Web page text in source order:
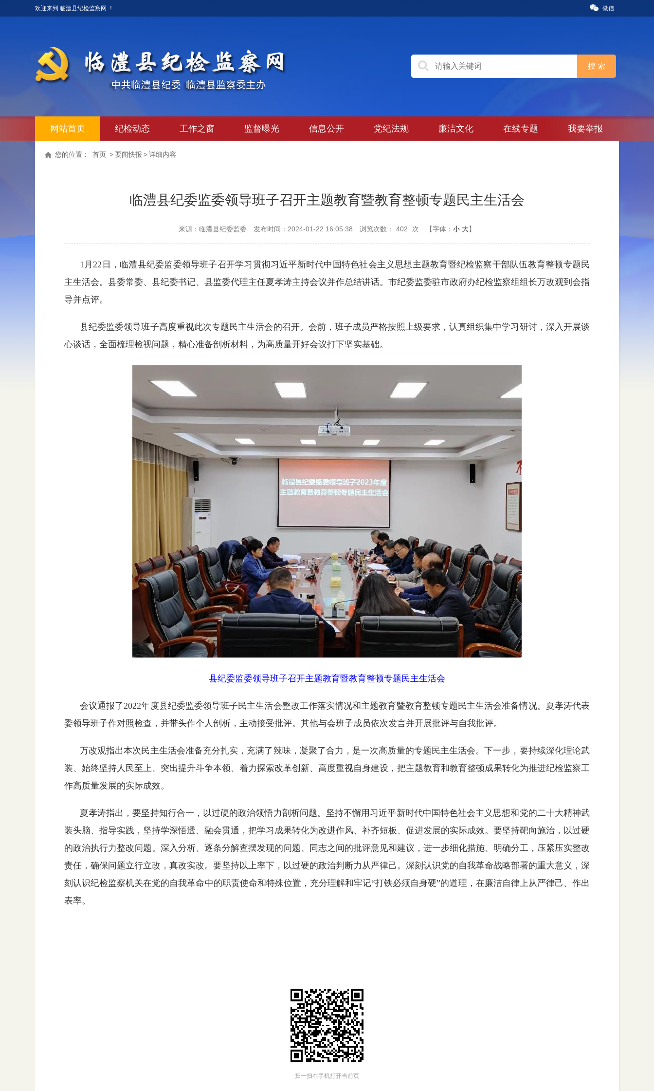
微信
欢迎来到 临澧县纪检监察网 ！
网站首页 纪检动态 工作之窗 监督曝光 信息公开 党纪法规 廉洁文化 在线专题 我要举报
您的位置： 首页 >要闻快报 >详细内容
临澧县纪委监委领导班子召开主题教育暨教育整顿专题民主生活会
来源：临澧县纪委监委 发布时间：2024-01-22 16:05:38 浏览次数： 402 次 【字体： 小 大】
1月22日，临澧县纪委监委领导班子召开学习贯彻习近平新时代中国特色社会主义思想主题教育暨纪检监察干部队伍教育整顿专题民
主生活会。县委常委、县纪委书记、县监委代理主任夏孝涛主持会议并作总结讲话。市纪委监委驻市政府办纪检监察组组长万改观到会指
导并点评。
县纪委监委领导班子高度重视此次专题民主生活会的召开。会前，班子成员严格按照上级要求，认真组织集中学习研讨，深入开展谈
心谈话，全面梳理检视问题，精心准备剖析材料，为高质量开好会议打下坚实基础。
县纪委监委领导班子召开主题教育暨教育整顿专题民主生活会
会议通报了2022年度县纪委监委领导班子民主生活会整改工作落实情况和主题教育暨教育整顿专题民主生活会准备情况。夏孝涛代表
委领导班子作对照检查，并带头作个人剖析，主动接受批评。其他与会班子成员依次发言并开展批评与自我批评。
万改观指出本次民主生活会准备充分扎实，充满了辣味，凝聚了合力，是一次高质量的专题民主生活会。下一步，要持续深化理论武
装、始终坚持人民至上、突出提升斗争本领、着力探索改革创新、高度重视自身建设，把主题教育和教育整顿成果转化为推进纪检监察工
作高质量发展的实际成效。
夏孝涛指出，要坚持知行合一，以过硬的政治领悟力剖析问题。坚持不懈用习近平新时代中国特色社会主义思想和党的二十大精神武
装头脑、指导实践，坚持学深悟透、融会贯通，把学习成果转化为改进作风、补齐短板、促进发展的实际成效。要坚持靶向施治，以过硬
的政治执行力整改问题。深入分析、逐条分解查摆发现的问题、同志之间的批评意见和建议，进一步细化措施、明确分工，压紧压实整改
责任，确保问题立行立改，真改实改。要坚持以上率下，以过硬的政治判断力从严律己。深刻认识党的自我革命战略部署的重大意义，深
刻认识纪检监察机关在党的自我革命中的职责使命和特殊位置，充分理解和牢记“打铁必须自身硬”的道理，在廉洁自律上从严律己、作出
表率。
扫一扫在手机打开当前页